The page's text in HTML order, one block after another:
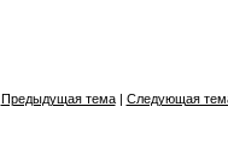
Предыдущая тема| Следующая